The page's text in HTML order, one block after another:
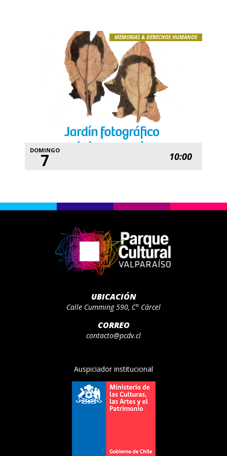
MEMORIAS & DERECHOS HUMANOS
DOMINGO
7 10:00
UBICACIÓN
Calle Cumming 590, C° Cárcel
CORREO
contacto@pcdv.cl
Auspiciador institucional